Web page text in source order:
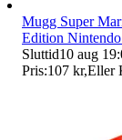
Mugg Super
Edition
Sluttid10 aug
Pris:107 kr,Eller